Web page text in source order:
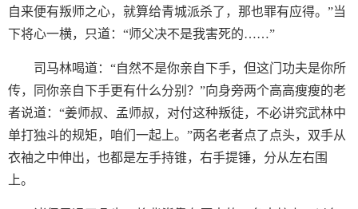
自来便有叛师之心，就算给青城派杀了，那也罪有应得。”当
下将心一横，只道：“师父决不是我害死的……”
司马林喝道：“自然不是你亲自下手，但这门功夫是你所
传，同你亲自下手更有什么分别？”向身旁两个高高瘦瘦的老
者说道：“姜师叔、孟师叔，对付这种叛徒，不必讲究武林中
单打独斗的规矩，咱们一起上。”两名老者点了点头，双手从
衣袖之中伸出，也都是左手持锥，右手提锤，分从左右围
上。